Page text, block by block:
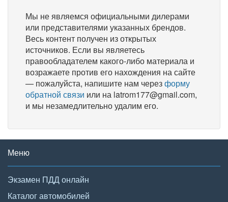
Мы не являемся официальными дилерами
или представителями указанных брендов.
Весь контент получен из открытых
источников. Если вы являетесь
правообладателем какого-либо материала и
возражаете против его нахождения на сайте
— пожалуйста, напишите нам черезформу
обратной связи или на latrom177@gmail.com,
и мы незамедлительно удалим его.
Меню
Экзамен ПДД онлайн
Каталог автомобилей